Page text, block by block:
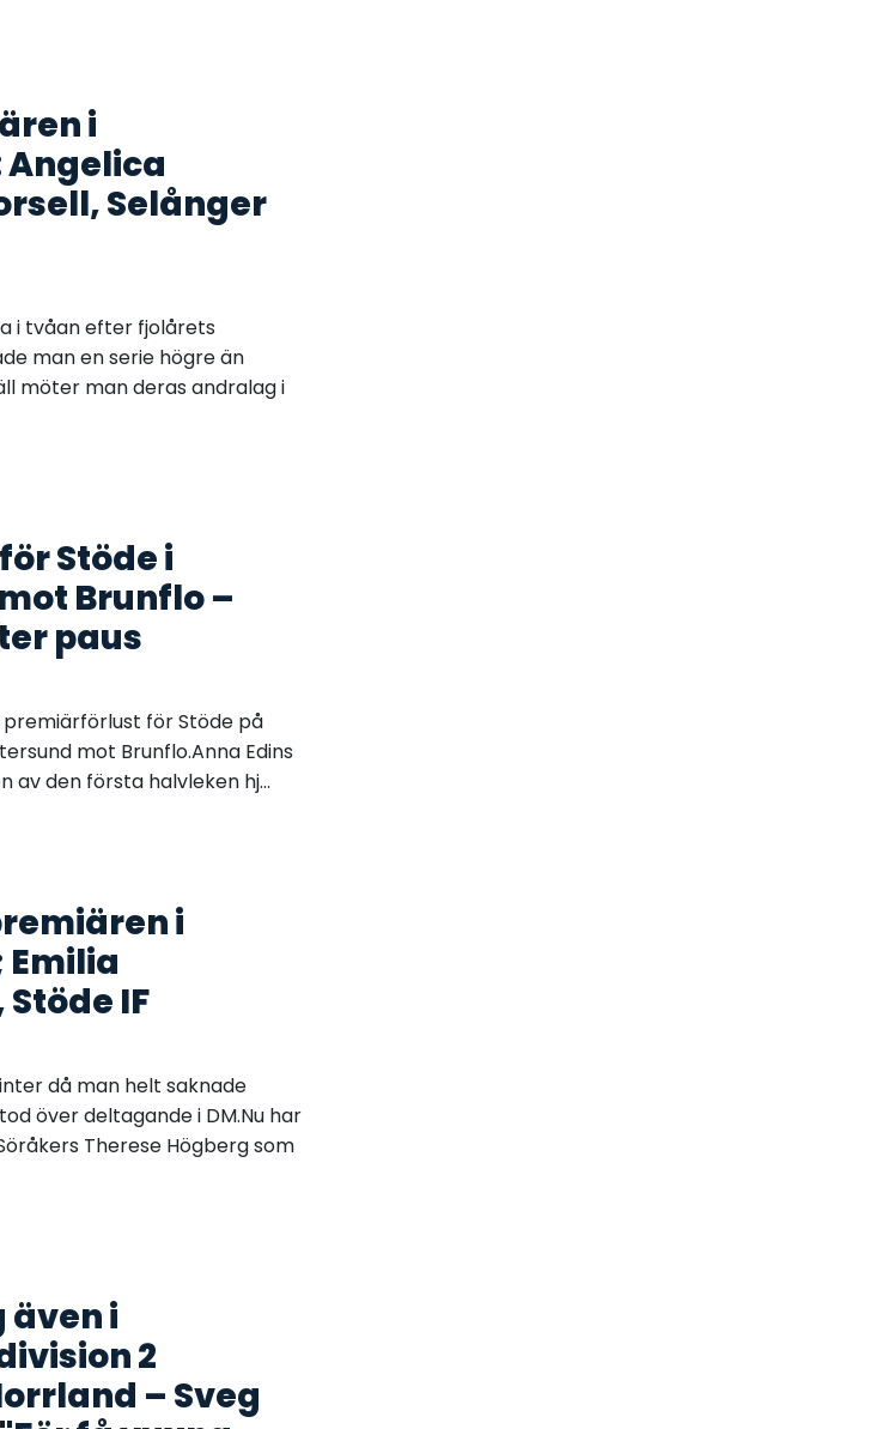
i
Selånger
i tvåan efter fjolårets
man en serie högre än
möter man deras andralag i
Stöde i
Brunflo –
paus
för Stöde på
mot Brunflo.Anna Edins
av den första halvleken hj...
i
IF
då man helt saknade
över deltagande i DM.Nu har
Therese Högberg som
även i
2
– Sveg